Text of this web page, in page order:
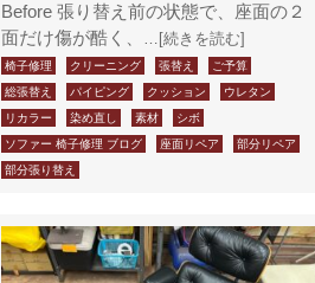
Before 張り替え前の状態で、座面の２
面だけ傷が酷く、
…[続きを読む]
椅子修理 クリーニング 張替え
ご予算
総張替え
パイピング クッション
ウレタン
リカラー
染め直し 素材
シボ
ソファー 椅子修理 ブログ
座面リペア
部分リペア
部分張り替え